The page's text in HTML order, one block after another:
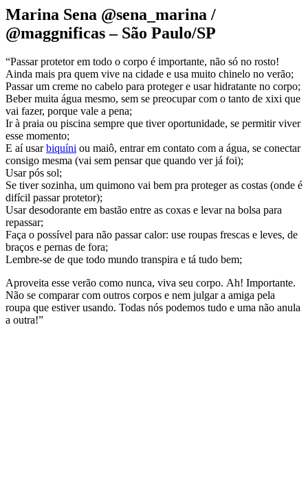
Marina Sena @sena_marina /
@maggnificas – São Paulo/SP
“Passar protetor em todo o corpo é importante, não só no rosto!
Ainda mais pra quem vive na cidade e usa muito chinelo no verão;
Passar um creme no cabelo para proteger e usar hidratante no corpo;
Beber muita água mesmo, sem se preocupar com o tanto de xixi que
vai fazer, porque vale a pena;
Ir à praia ou piscina sempre que tiver oportunidade, se permitir viver
esse momento;
E aí usarbiquíni ou maiô, entrar em contato com a água, se conectar
consigo mesma (vai sem pensar que quando ver já foi);
Usar pós sol;
Se tiver sozinha, um quimono vai bem pra proteger as costas (onde é
difícil passar protetor);
Usar desodorante em bastão entre as coxas e levar na bolsa para
repassar;
Faça o possível para não passar calor: use roupas frescas e leves, de
braços e pernas de fora;
Lembre-se de que todo mundo transpira e tá tudo bem;
Aproveita esse verão como nunca, viva seu corpo. Ah! Importante.
Não se comparar com outros corpos e nem julgar a amiga pela
roupa que estiver usando. Todas nós podemos tudo e uma não anula
a outra!”